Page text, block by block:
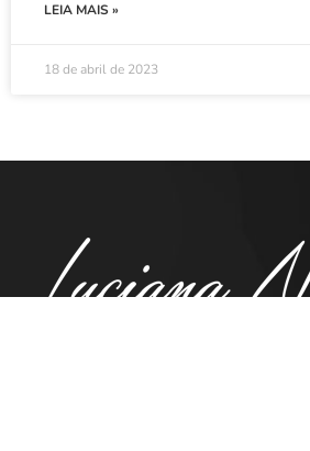
LEIA MAIS »
18 de abril de 2023